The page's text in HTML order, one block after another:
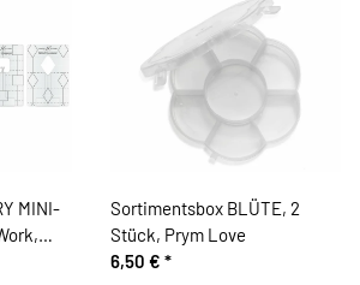
MINI-
Sortimentsbox BLÜTE, 2
Stück, Prym Love
6,50 € *